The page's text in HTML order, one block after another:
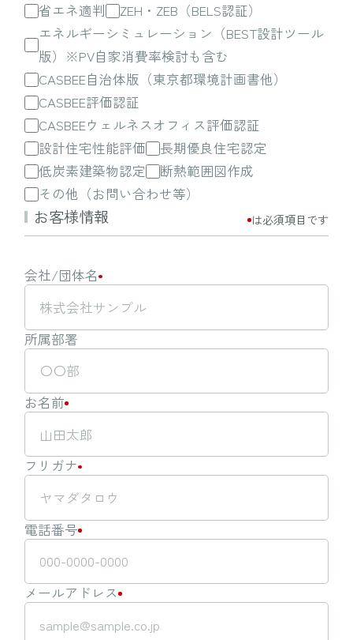
省エネ適判
ZEH・ZEB（BELS認証）
エネルギーシミュレーション（BEST設計ツール
版）※PV自家消費率検討も含む
CASBEE自治体版（東京都環境計画書他）
CASBEE評価認証
CASBEEウェルネスオフィス評価認証
設計住宅性能評価
長期優良住宅認定
低炭素建築物認定
断熱範囲図作成
その他（お問い合わせ等）
お客様情報 は必須項目です
会社/団体名
所属部署
お名前
フリガナ
電話番号
メールアドレス